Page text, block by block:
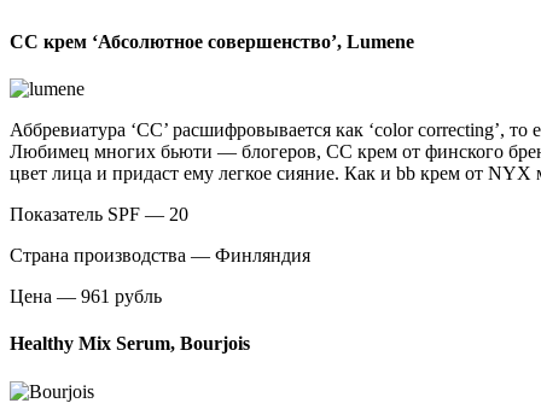
СС крем ‘Абсолютное совершенство’, Lumene
Аббревиатура ‘СС’ расшифровывается как ‘color correcting’,
Любимец многих бьюти — блогеров, CC крем от финского
цвет лица и придаст ему легкое сияние. Как и bb крем от NYX
Показатель SPF — 20
Страна производства — Финляндия
Цена — 961 рубль
Healthy Mix Serum, Bourjois